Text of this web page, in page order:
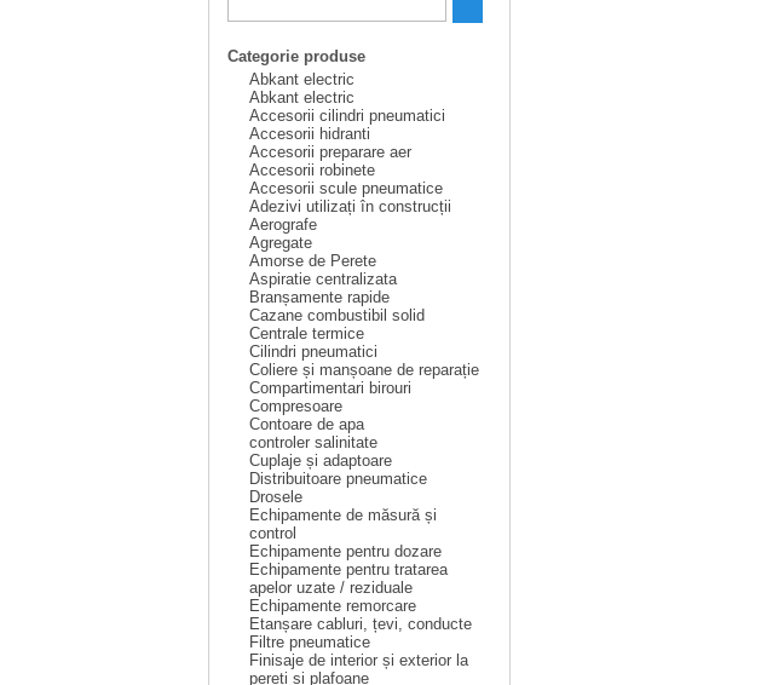
Categorie produse
Abkant electric
Abkant electric
Accesorii cilindri pneumatici
Accesorii hidranti
Accesorii preparare aer
Accesorii robinete
Accesorii scule pneumatice
Adezivi utilizați în construcții
Aerografe
Agregate
Amorse de Perete
Aspiratie centralizata
Branșamente rapide
Cazane combustibil solid
Centrale termice
Cilindri pneumatici
Coliere și manșoane de reparație
Compartimentari birouri
Compresoare
Contoare de apa
controler salinitate
Cuplaje și adaptoare
Distribuitoare pneumatice
Drosele
Echipamente de măsură și
control
Echipamente pentru dozare
Echipamente pentru tratarea
apelor uzate / reziduale
Echipamente remorcare
Etanșare cabluri, țevi, conducte
Filtre pneumatice
Finisaje de interior și exterior la
pereti și plafoane